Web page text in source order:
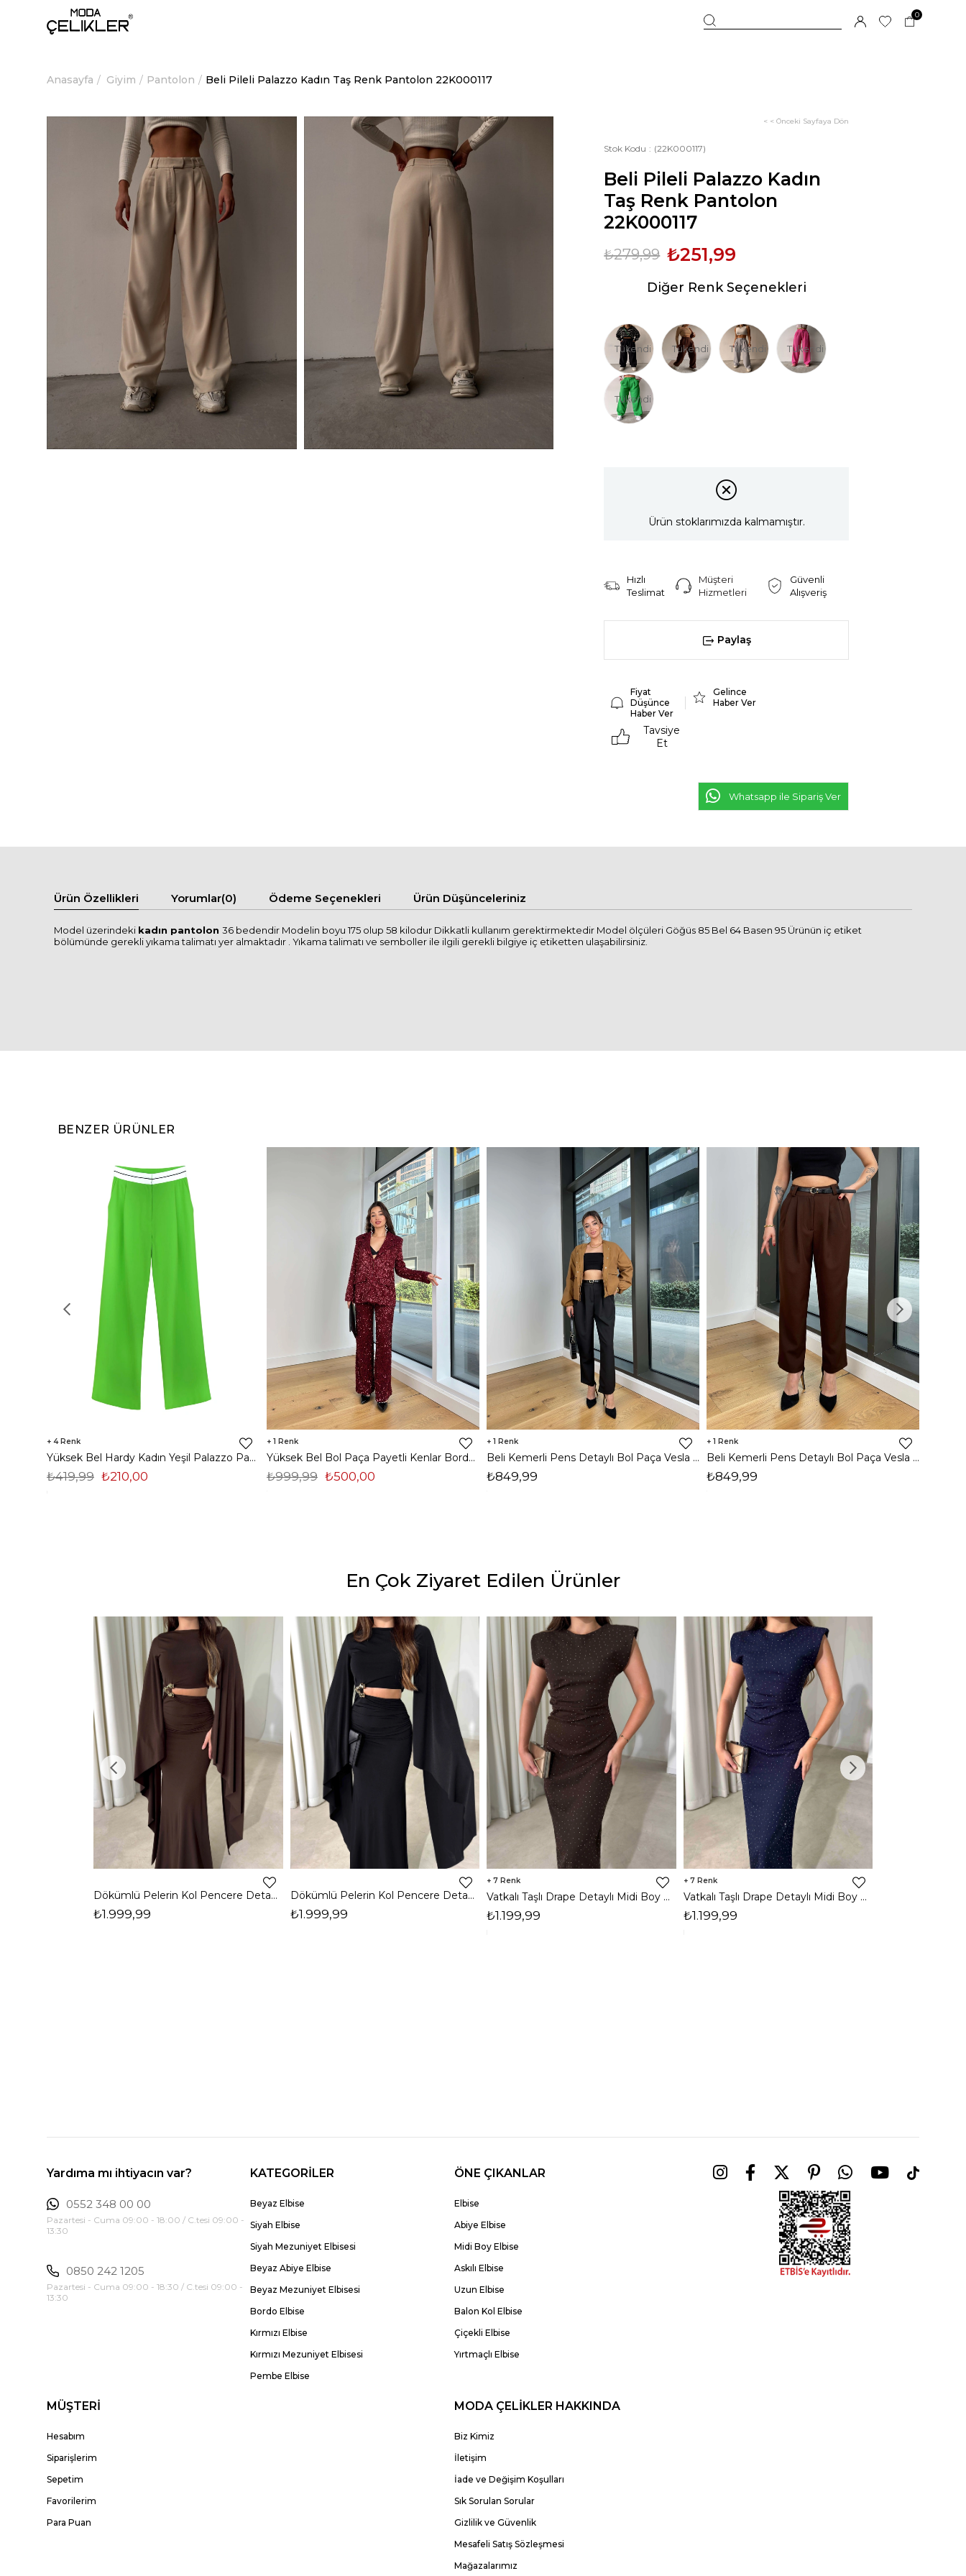
0
Anasayfa Giyim Pantolon Beli Pileli Palazzo Kadın Taş Renk Pantolon 22K000117
< < Önceki Sayfaya Dön
Stok Kodu (22K000117)
Beli Pileli Palazzo Kadın
Taş Renk Pantolon
22K000117
₺279,99 ₺251,99
Diğer Renk Seçenekleri
Tükendi Tükendi Tükendi Tükendi
Tükendi
Ürün stoklarımızda kalmamıştır.
Hızlı
Teslimat
Müşteri
Hizmetleri
Güvenli
Alışveriş
Paylaş
Fiyat
Düşünce
Haber Ver
Gelince
Haber Ver
Tavsiye
Et
Whatsapp ile Sipariş Ver
Ürün Özellikleri Yorumlar(0) Ödeme Seçenekleri Ürün Düşünceleriniz
Model üzerindeki kadın pantolon 36 bedendir Modelin boyu 175 olup 58 kilodur Dikkatli kullanım gerektirmektedir Model ölçüleri Göğüs 85 Bel 64 Basen 95 Ürünün iç etiket
bölümünde gerekli yıkama talimatı yer almaktadır . Yıkama talimatı ve semboller ile ilgili gerekli bilgiye iç etiketten ulaşabilirsiniz.
BENZER ÜRÜNLER
4
Yüksek Bel Hardy Kadın Yeşil Palazzo Pantolon 23K000407
₺210,00
₺419,99
1
Yüksek Bel Bol Paça Payetli Kenlar Bordo Kadın Pantolon 25K348
₺500,00
₺999,99
1
Beli Kemerli Pens Detaylı Bol Paça Vesla Siyah Kadın Pantolon 25Y031
₺849,99
1
Beli Kemerli Pens Detaylı Bol Paça Vesla Kahve Kadın Pantolon 25Y031
₺849,99
En Çok Ziyaret Edilen Ürünler
Dökümlü Pelerin Kol Pencere Detaylı Maxi Kahverengi Arlev Kadın Elbise 26Y511
₺1.999,99
Dökümlü Pelerin Kol Pencere Detaylı Maxi Siyah Arlev Kadın Elbise 26Y511
₺1.999,99
7
Vatkalı Taşlı Drape Detaylı Midi Boy Kahverengi Jesep Kadın Elbise 26Y282
₺1.199,99
7
Vatkalı Taşlı Drape Detaylı Midi Boy Lacivert Jesep Kadın Elbise 26Y282
₺1.199,99
Yardıma mı ihtiyacın var?
0552 348 00 00
Pazartesi - Cuma 09:00 - 18:00 / C.tesi 09:00 -
13:30
0850 242 1205
Pazartesi - Cuma 09:00 - 18:30 / C.tesi 09:00 -
13:30
KATEGORİLER
Beyaz Elbise
Siyah Elbise
Siyah Mezuniyet Elbisesi
Beyaz Abiye Elbise
Beyaz Mezuniyet Elbisesi
Bordo Elbise
Kırmızı Elbise
Kırmızı Mezuniyet Elbisesi
Pembe Elbise
ÖNE ÇIKANLAR
Elbise
Abiye Elbise
Midi Boy Elbise
Askılı Elbise
Uzun Elbise
Balon Kol Elbise
Çiçekli Elbise
Yırtmaçlı Elbise
MÜŞTERİ
Hesabım
Siparişlerim
Sepetim
Favorilerim
Para Puan
MODA ÇELİKLER HAKKINDA
Biz Kimiz
İletişim
İade ve Değişim Koşulları
Sık Sorulan Sorular
Gizlilik ve Güvenlik
Mesafeli Satış Sözleşmesi
Mağazalarımız